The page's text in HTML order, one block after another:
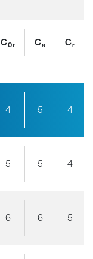
C0r Ca Cr
4 5 4
5 5 4
6 6 5